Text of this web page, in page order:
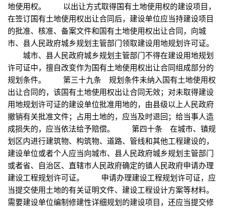
地使用权。 以出让方式取得国有土地使用权的建设项目，
在签订国有土地使用权出让合同后，建设单位应当持建设项目
的批准、核准、备案文件和国有土地使用权出让合同，向城
市、县人民政府城乡规划主管部门领取建设用地规划许可证。
城市、县人民政府城乡规划主管部门不得在建设用地规划
许可证中，擅自改变作为国有土地使用权出让合同组成部分的
规划条件。 第三十九条 规划条件未纳入国有土地使用权
出让合同的，该国有土地使用权出让合同无效；对未取得建设
用地规划许可证的建设单位批准用地的，由县级以上人民政府
撤销有关批准文件；占用土地的，应当及时退回；给当事人造
成损失的，应当依法给予赔偿。 第四十条 在城市、镇规
划区内进行建筑物、构筑物、道路、管线和其他工程建设的，
建设单位或者个人应当向城市、县人民政府城乡规划主管部门
或者省、自治区、直辖市人民政府确定的镇人民政府申请办理
建设工程规划许可证。 申请办理建设工程规划许可证，应
当提交使用土地的有关证明文件、建设工程设计方案等材料。
需要建设单位编制修建性详细规划的建设项目，还应当提交修